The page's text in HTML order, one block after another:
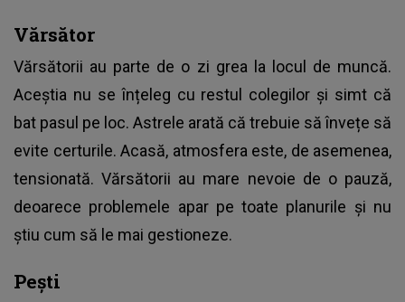
Vărsător
Vărsătorii au parte de o zi grea la locul de muncă.
Aceștia nu se înțeleg cu restul colegilor și simt că
bat pasul pe loc. Astrele arată că trebuie să învețe să
evite certurile. Acasă, atmosfera este, de asemenea,
tensionată. Vărsătorii au mare nevoie de o pauză,
deoarece problemele apar pe toate planurile și nu
știu cum să le mai gestioneze.
Pești